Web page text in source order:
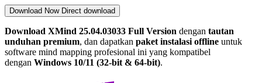
Download Now Direct download
Download XMind 25.04.03033 Full Version dengan tautan
unduhan premium, dan dapatkan paket instalasi offline untuk
software mind mapping profesional ini yang kompatibel
dengan Windows 10/11 (32-bit & 64-bit).